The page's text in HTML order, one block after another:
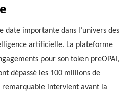
date importante dans l’univers des
artificielle. La plateforme
pour son token preOPAI,
dépassé les 100 millions de
intervient avant la